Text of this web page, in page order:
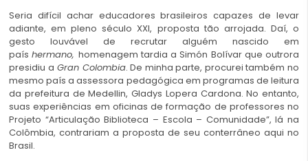
Seria difícil achar educadores brasileiros capazes de levar
adiante, em pleno século XXI, proposta tão arrojada. Daí, o
gesto louvável de recrutar alguém nascido em
paíshermano, homenagem tardia a Simón Bolívar que outrora
presidiu a Gran Colombia. De minha parte, procurei também no
mesmo país a assessora pedagógica em programas de leitura
da prefeitura de Medellin, Gladys Lopera Cardona. No entanto,
suas experiências em oficinas de formação de professores no
Projeto “Articulação Biblioteca – Escola – Comunidade”, lá na
Colômbia, contrariam a proposta de seu conterrâneo aqui no
Brasil.